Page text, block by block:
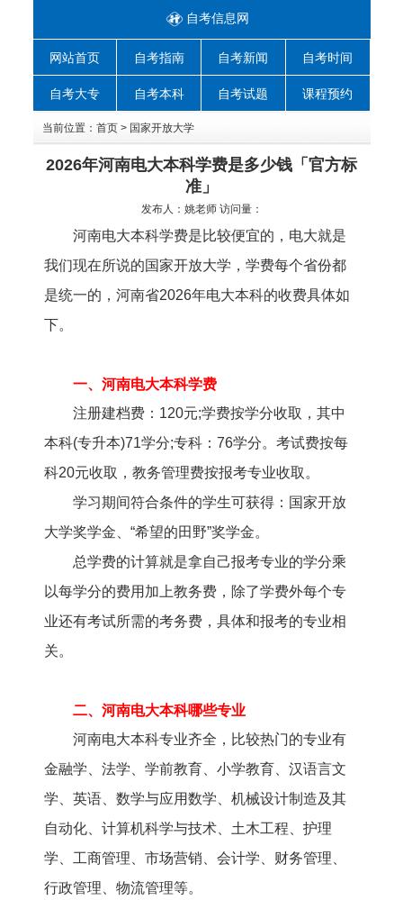
自考信息网
网站首页 自考指南 自考新闻 自考时间
自考大专 自考本科 自考试题 课程预约
当前位置： 首页> 国家开放大学
2026年河南电大本科学费是多少钱「官方标
准」
发布人： 姚老师访问量：
河南电大本科学费是比较便宜的，电大就是
我们现在所说的国家开放大学，学费每个省份都
是统一的，河南省2026年电大本科的收费具体如
下。
一、河南电大本科学费
注册建档费：120元;学费按学分收取，其中
本科(专升本)71学分;专科：76学分。考试费按每
科20元收取，教务管理费按报考专业收取。
学习期间符合条件的学生可获得：国家开放
大学奖学金、“希望的田野”奖学金。
总学费的计算就是拿自己报考专业的学分乘
以每学分的费用加上教务费，除了学费外每个专
业还有考试所需的考务费，具体和报考的专业相
关。
二、河南电大本科哪些专业
河南电大本科专业齐全，比较热门的专业有
金融学、法学、学前教育、小学教育、汉语言文
学、英语、数学与应用数学、机械设计制造及其
自动化、计算机科学与技术、土木工程、护理
学、工商管理、市场营销、会计学、财务管理、
行政管理、物流管理等。